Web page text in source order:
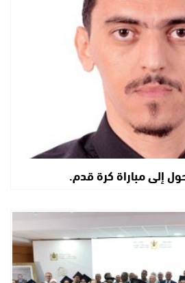
إلى مباراة كرة قدم.